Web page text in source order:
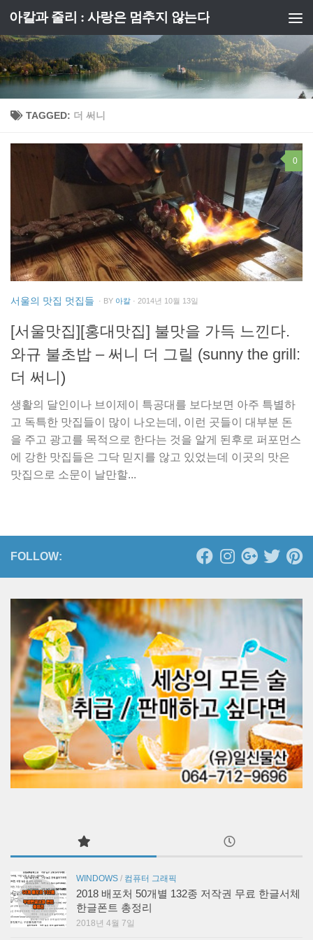
Skip to content
아칼과 줄리 : 사랑은 멈추지 않는다
TAGGED: 더 써니
0
서울의 맛집 멋집들 · BY 아칼 · 2014년 10월 13일
[서울맛집][홍대맛집] 불맛을 가득 느낀다.
와규 불초밥 – 써니 더 그릴 (sunny the grill:
더 써니)
생활의 달인이나 브이제이 특공대를 보다보면 아주 특별하
고 독특한 맛집들이 많이 나오는데, 이런 곳들이 대부분 돈
을 주고 광고를 목적으로 한다는 것을 알게 된후로 퍼포먼스
에 강한 맛집들은 그닥 믿지를 않고 있었는데 이곳의 맛은
맛집으로 소문이 날만할...
FOLLOW:
WINDOWS / 컴퓨터 그래픽
2018 배포처 50개별 132종 저작권 무료 한글서체
한글폰트 총정리
2018년 4월 7일